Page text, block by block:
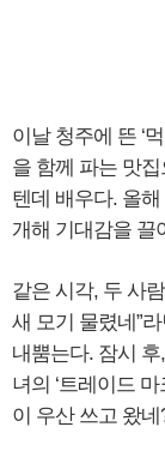
이날 청주에 뜬 ‘
을 함께 파는 맛집
텐데 배우다. 올
개해 기대감을 끌
같은 시각, 두 사
새 모기 물렸네”
내뿜는다. 잠시
녀의 ‘트레이드
이 우산 쓰고 왔